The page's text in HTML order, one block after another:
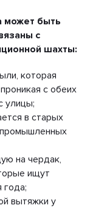
может быть
с
шахты:
которая
с обеих
улицы;
в старых
на чердак,
ищут
года;
вытяжки у